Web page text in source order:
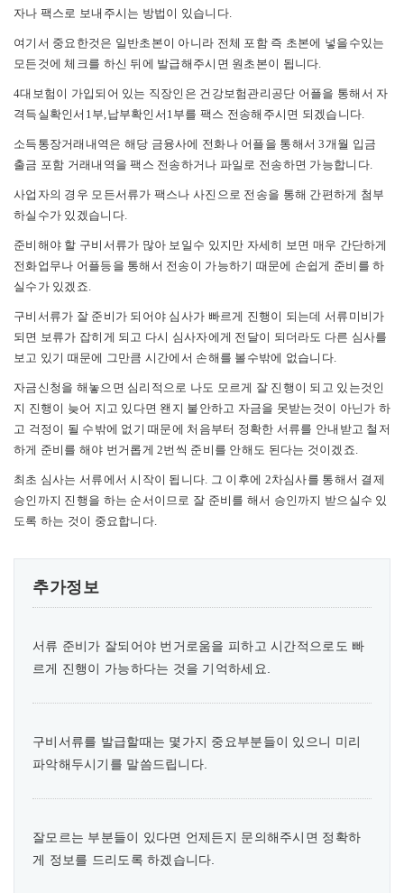
자나 팩스로 보내주시는 방법이 있습니다.
여기서 중요한것은 일반초본이 아니라 전체 포함 즉 초본에 넣을수있는
모든것에 체크를 하신 뒤에 발급해주시면 원초본이 됩니다.
4대보험이 가입되어 있는 직장인은 건강보험관리공단 어플을 통해서 자
격득실확인서1부,납부확인서1부를 팩스 전송해주시면 되겠습니다.
소득통장거래내역은 해당 금융사에 전화나 어플을 통해서 3개월 입금
출금 포함 거래내역을 팩스 전송하거나 파일로 전송하면 가능합니다.
사업자의 경우 모든서류가 팩스나 사진으로 전송을 통해 간편하게 첨부
하실수가 있겠습니다.
준비해야 할 구비서류가 많아 보일수 있지만 자세히 보면 매우 간단하게
전화업무나 어플등을 통해서 전송이 가능하기 때문에 손쉽게 준비를 하
실수가 있겠죠.
구비서류가 잘 준비가 되어야 심사가 빠르게 진행이 되는데 서류미비가
되면 보류가 잡히게 되고 다시 심사자에게 전달이 되더라도 다른 심사를
보고 있기 때문에 그만큼 시간에서 손해를 볼수밖에 없습니다.
자금신청을 해놓으면 심리적으로 나도 모르게 잘 진행이 되고 있는것인
지 진행이 늦어 지고 있다면 왠지 불안하고 자금을 못받는것이 아닌가 하
고 걱정이 될 수밖에 없기 때문에 처음부터 정확한 서류를 안내받고 철저
하게 준비를 해야 번거롭게 2번씩 준비를 안해도 된다는 것이겠죠.
최초 심사는 서류에서 시작이 됩니다. 그 이후에 2차심사를 통해서 결제
승인까지 진행을 하는 순서이므로 잘 준비를 해서 승인까지 받으실수 있
도록 하는 것이 중요합니다.
추가정보
서류 준비가 잘되어야 번거로움을 피하고 시간적으로도 빠
르게 진행이 가능하다는 것을 기억하세요.
구비서류를 발급할때는 몇가지 중요부분들이 있으니 미리
파악해두시기를 말씀드립니다.
잘모르는 부분들이 있다면 언제든지 문의해주시면 정확하
게 정보를 드리도록 하겠습니다.